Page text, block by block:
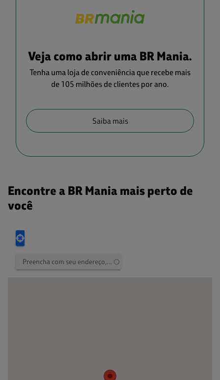
Veja como abrir uma BR Mania.
Tenha uma loja de conveniência que recebe mais
de 105 milhões de clientes por ano.
Saiba mais
Encontre a BR Mania mais perto de
você